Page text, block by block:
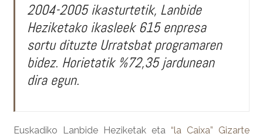
2004-2005 ikasturtetik, Lanbide
Heziketako ikasleek 615 enpresa
sortu dituzte Urratsbat programaren
bidez. Horietatik %72,35 jardunean
dira egun.
Euskadiko Lanbide Heziketak eta “la Caixa” Gizarte